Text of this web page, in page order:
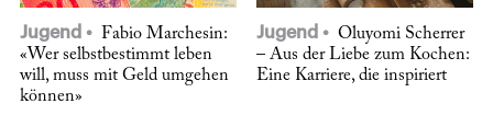
Jugend
Fabio Marchesin:
«Wer selbstbestimmt leben
will, muss mit Geld umgehen
können»
Jugend
Oluyomi Scherrer
– Aus der Liebe zum Kochen:
Eine Karriere, die inspiriert